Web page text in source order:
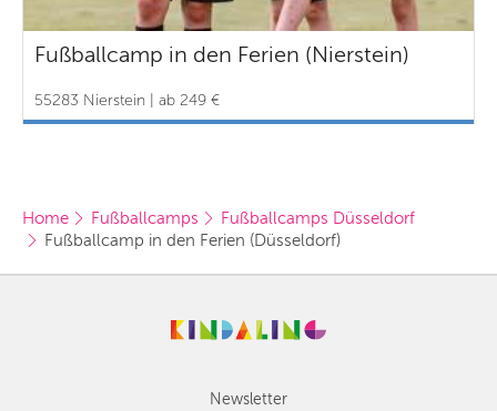
Fußballcamp in den Ferien (Nierstein)
55283 Nierstein | ab 249 €
Home Fußballcamps
Fußballcamps Düsseldorf
Fußballcamp in den Ferien (Düsseldorf)
Newsletter